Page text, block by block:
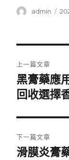
作
admin
發
章
導
覽
上一篇文章
上
一
文
章:
黑膏藥應
回收選擇
下一篇文章
下
滑膜炎膏